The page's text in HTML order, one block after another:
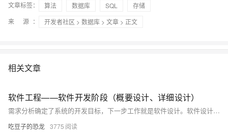
文章标签： 算法 数据库 SQL
存储
来 源：
开发者社区 > 数据库 > 文章 > 正文
相关文章
软件工程——软件开发阶段（概要设计、详细设计）
需求分析确定了系统的开发目标，下一步工作就是软件设计。软件设计可以进一步地 分为两个阶段：总体设计和详细设计。确定系统的具体 实现方案、给出软件的模块结构、编写各个文档
吃豆子的恐龙 3775